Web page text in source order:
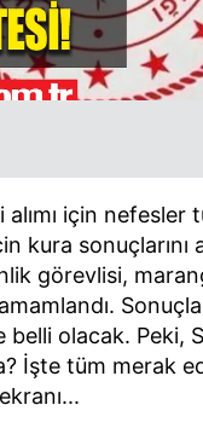
alımı için nefesler
kura sonuçlarını
görevlisi,
olacak. Peki,
İşte tüm merak